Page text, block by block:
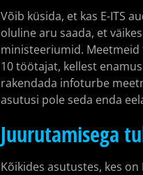
Võib küsida, et kas E-ITS
oluline aru saada, et
ministeeriumid.
10 töötajat, kellest
rakendada infoturbe
asutusi pole seda enda
Juurutamisega
Kõikides asutustes, kes